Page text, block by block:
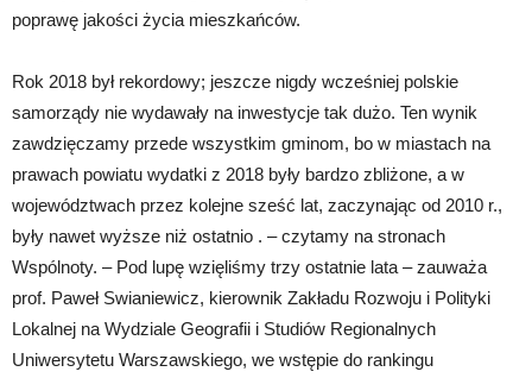
poprawę jakości życia mieszkańców.
Rok 2018 był rekordowy; jeszcze nigdy wcześniej polskie
samorządy nie wydawały na inwestycje tak dużo. Ten wynik
zawdzięczamy przede wszystkim gminom, bo w miastach na
prawach powiatu wydatki z 2018 były bardzo zbliżone, a w
województwach przez kolejne sześć lat, zaczynając od 2010 r.,
były nawet wyższe niż ostatnio . – czytamy na stronach
Wspólnoty. – Pod lupę wzięliśmy trzy ostatnie lata – zauważa
prof. Paweł Swianiewicz, kierownik Zakładu Rozwoju i Polityki
Lokalnej na Wydziale Geografii i Studiów Regionalnych
Uniwersytetu Warszawskiego, we wstępie do rankingu